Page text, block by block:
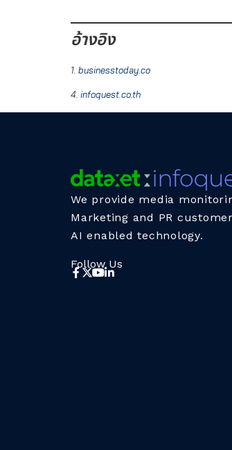
อ้างอิง
1. businesstoday.co
4. infoquest.co.th
We provide media
Marketing and PR
AI enabled technology.
Follow Us